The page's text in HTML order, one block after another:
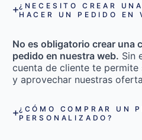
¿NECESITO CREAR
HACER UN PEDIDO EN
No es obligatorio crear una
pedido en nuestra web. Sin
cuenta de cliente te
y aprovechar nuestras
¿CÓMO COMPRAR UN
PERSONALIZADO?